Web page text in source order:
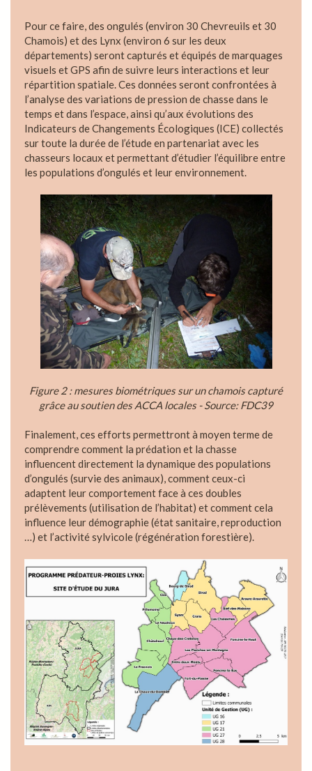
Pour ce faire, des ongulés (environ 30 Chevreuils et 30
Chamois) et des Lynx (environ 6 sur les deux
départements) seront capturés et équipés de marquages
visuels et GPS afin de suivre leurs interactions et leur
répartition spatiale. Ces données seront confrontées à
l’analyse des variations de pression de chasse dans le
temps et dans l’espace, ainsi qu’aux évolutions des
Indicateurs de Changements Écologiques (ICE) collectés
sur toute la durée de l’étude en partenariat avec les
chasseurs locaux et permettant d’étudier l’équilibre entre
les populations d’ongulés et leur environnement.
Figure 2 : mesures biométriques sur un chamois capturé
grâce au soutien des ACCA locales - Source: FDC39
Finalement, ces efforts permettront à moyen terme de
comprendre comment la prédation et la chasse
influencent directement la dynamique des populations
d’ongulés (survie des animaux), comment ceux-ci
adaptent leur comportement face à ces doubles
prélèvements (utilisation de l’habitat) et comment cela
influence leur démographie (état sanitaire, reproduction
…) et l’activité sylvicole (régénération forestière).